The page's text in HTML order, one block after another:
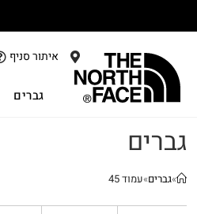
איתור סניף
גברים
גברים
»גברים»עמוד 45